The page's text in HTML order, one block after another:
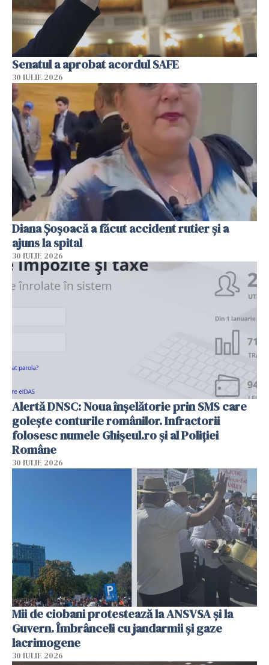
Senatul a aprobat acordul SAFE
30 IULIE 2026
Diana Șoșoacă a făcut accident rutier și a
ajuns la spital
30 IULIE 2026
Alertă DNSC: Noua înșelătorie prin SMS care
golește conturile românilor. Infractorii
folosesc numele Ghișeul.ro și al Poliției
Române
30 IULIE 2026
Mii de ciobani protestează la ANSVSA și la
Guvern. Îmbrânceli cu jandarmii și gaze
lacrimogene
30 IULIE 2026